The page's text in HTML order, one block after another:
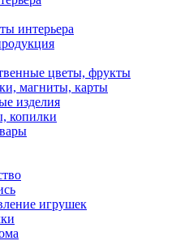
интерьера
цветы, фрукты
магниты, карты
изделия
копилки
игрушек